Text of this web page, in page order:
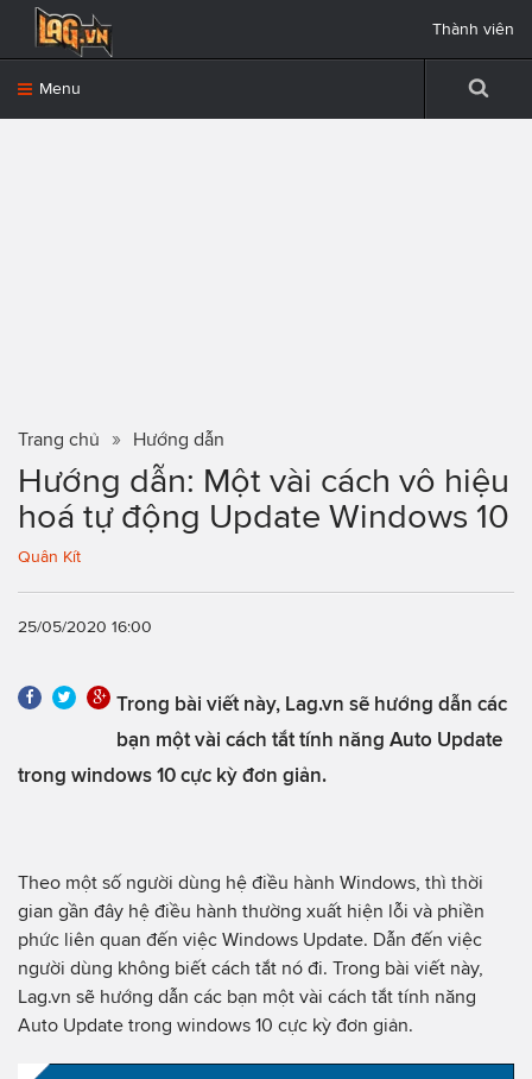
Menu
Thành viên
Trang chủ Hướng dẫn
Hướng dẫn: Một vài cách vô hiệu
hoá tự động Update Windows 10
Quân Kít
25/05/2020 16:00
Trong bài viết này, Lag.vn sẽ hướng dẫn các
bạn một vài cách tắt tính năng Auto Update
trong windows 10 cực kỳ đơn giản.
Theo một số người dùng hệ điều hành Windows, thì thời
gian gần đây hệ điều hành thường xuất hiện lỗi và phiền
phức liên quan đến việc Windows Update. Dẫn đến việc
người dùng không biết cách tắt nó đi. Trong bài viết này,
Lag.vn sẽ hướng dẫn các bạn một vài cách tắt tính năng
Auto Update trong windows 10 cực kỳ đơn giản.